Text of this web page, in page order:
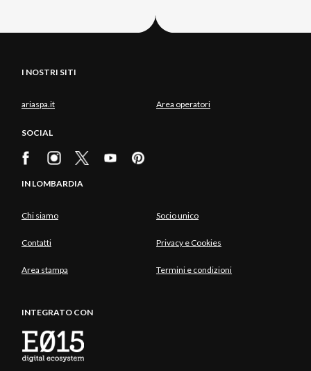
I NOSTRI SITI
ariaspa.it Area operatori
SOCIAL
IN LOMBARDIA
Chi siamo Socio unico
Contatti Privacy e Cookies
Area stampa Termini e condizioni
INTEGRATO CON